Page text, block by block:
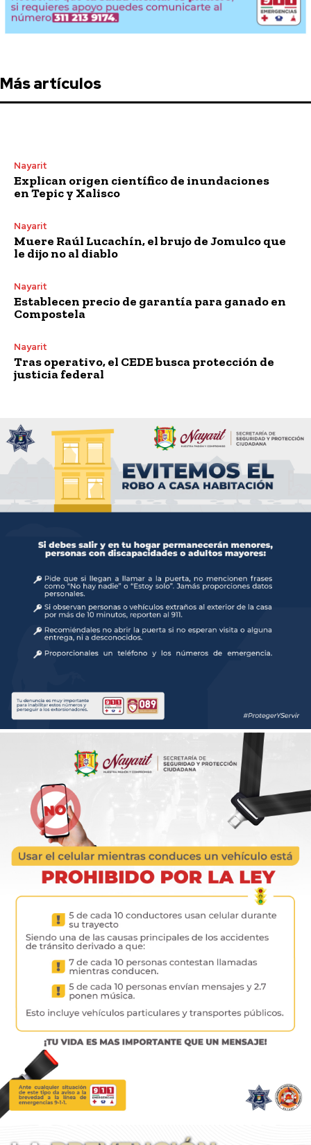
Más artículos
Nayarit
Explican origen científico de inundaciones
en Tepic y Xalisco
Nayarit
Muere Raúl Lucachín, el brujo de Jomulco que
le dijo no al diablo
Nayarit
Establecen precio de garantía para ganado en
Compostela
Nayarit
Tras operativo, el CEDE busca protección de
justicia federal